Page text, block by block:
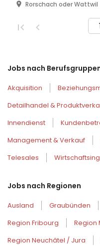
Rorschach oder Wattwil
Jobs nach
Akquisition
Detailhandel &
Innendienst
Management & Verkauf
Telesales
Jobs nach Regionen
Ausland Graubünden
Region Fribourg
Region
Region Neuchâtel / Jura